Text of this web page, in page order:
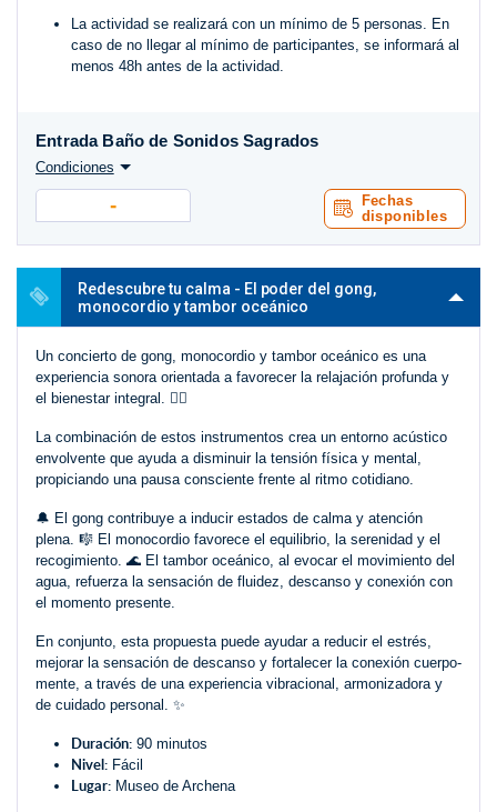
La actividad se realizará con un mínimo de 5 personas. En
caso de no llegar al mínimo de participantes, se informará al
menos 48h antes de la actividad.
-
Entrada Baño de Sonidos Sagrados
Condiciones
Fechas
disponibles
Redescubre tu calma - El poder del gong,
monocordio y tambor oceánico
Un concierto de gong, monocordio y tambor oceánico es una
experiencia sonora orientada a favorecer la relajación profunda y
el bienestar integral. 🧘‍♀️
La combinación de estos instrumentos crea un entorno acústico
envolvente que ayuda a disminuir la tensión física y mental,
propiciando una pausa consciente frente al ritmo cotidiano.
🔔 El gong contribuye a inducir estados de calma y atención
plena. 🎼 El monocordio favorece el equilibrio, la serenidad y el
recogimiento. 🌊 El tambor oceánico, al evocar el movimiento del
agua, refuerza la sensación de fluidez, descanso y conexión con
el momento presente.
En conjunto, esta propuesta puede ayudar a reducir el estrés,
mejorar la sensación de descanso y fortalecer la conexión cuerpo-
mente, a través de una experiencia vibracional, armonizadora y
de cuidado personal. ✨
Duración: 90 minutos
Nivel: Fácil
Lugar: Museo de Archena